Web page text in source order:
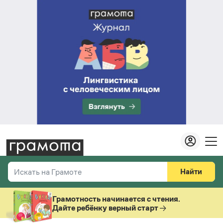
Искать на Грамоте
Справочная служба
Найти
Везде